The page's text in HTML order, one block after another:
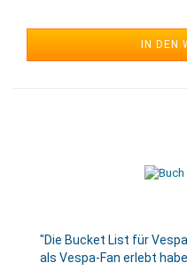
IN DEN
"Die Bucket List für
als Vespa-Fan erlebt